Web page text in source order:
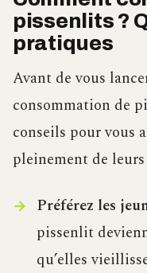
pissenlits ?
pratiques
Avant de vous
consommation de
conseils pour vous
pleinement de
Préférez les
pissenlit
qu’elles